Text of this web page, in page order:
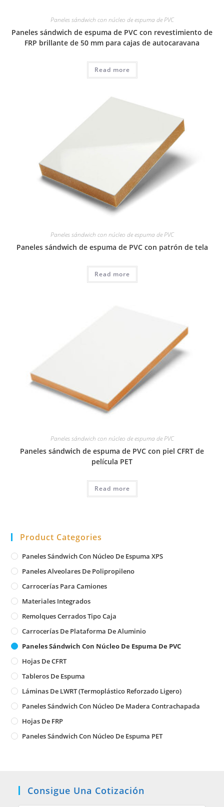
Paneles sándwich con núcleo de espuma de PVC
Paneles sándwich de espuma de PVC con revestimiento de
FRP brillante de 50 mm para cajas de autocaravana
Read more
Paneles sándwich con núcleo de espuma de PVC
Paneles sándwich de espuma de PVC con patrón de tela
Read more
Paneles sándwich con núcleo de espuma de PVC
Paneles sándwich de espuma de PVC con piel CFRT de
película PET
Read more
Product Categories
Paneles Sándwich Con Núcleo De Espuma XPS
Paneles Alveolares De Polipropileno
Carrocerías Para Camiones
Materiales Integrados
Remolques Cerrados Tipo Caja
Carrocerías De Plataforma De Aluminio
Paneles Sándwich Con Núcleo De Espuma De PVC
Hojas De CFRT
Tableros De Espuma
Láminas De LWRT (Termoplástico Reforzado Ligero)
Paneles Sándwich Con Núcleo De Madera Contrachapada
Hojas De FRP
Paneles Sándwich Con Núcleo De Espuma PET
Consigue Una Cotización